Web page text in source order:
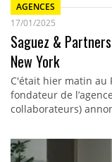
AGENCES
17/01/2025
Saguez &
New York
C'était hier matin au
fondateur de
collaborateurs)